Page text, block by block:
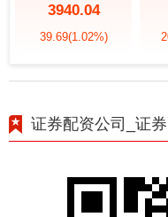
3940.04
39.69(1.02%)
证券配资公司_证